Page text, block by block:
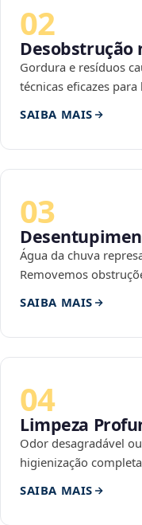
02
Desobstrução
Gordura e resíduos
técnicas eficazes
SAIBA MAIS
03
Água da chuva
Removemos
SAIBA MAIS
04
Limpeza
Odor desagradável
higienização
SAIBA MAIS